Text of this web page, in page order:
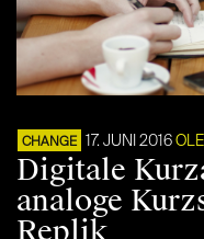
CHANGE 17. JUNI 2016
Digitale
analoge